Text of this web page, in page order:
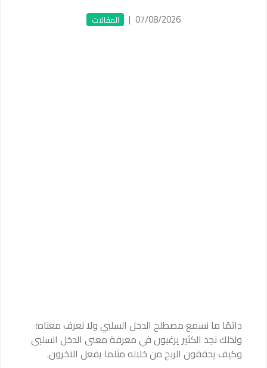
07/08/2026
| المقالات
دائمًا ما نسمع مصطلح الدخل السلبي ولا نعرف معناه؛
ولذلك نجد الكثير يرغبون في معرفة معنى الدخل السلبي
وكيف يحققون الربح من خلاله مثلما يفعل الآخرون.